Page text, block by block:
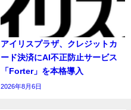
アイリスプラザ、クレジットカ
ード決済にAI不正防止サービス
「Forter」を本格導入
2026年8月6日